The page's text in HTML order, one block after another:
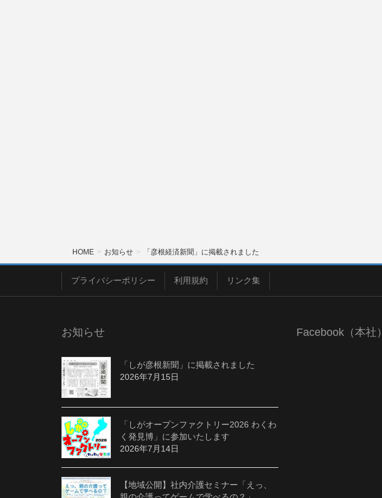
HOME お知らせ 「彦根経済新聞」に掲載されました
プライバシーポリシー 利用規約 リンク集
お知らせ
「しが彦根新聞」に掲載されました
2026年7月15日
「しがオープンファクトリー2026 わくわ
く発見博」に参加いたします
2026年7月14日
【地域公開】社内介護セミナー「えっ、
Facebook（本社）